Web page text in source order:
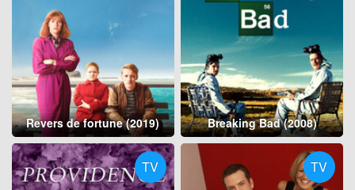
Revers de fortune (2019) Breaking Bad (2008)
TV TV